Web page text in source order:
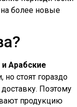
более новые
Арабские
стоят гораздо
Поэтому
продукцию